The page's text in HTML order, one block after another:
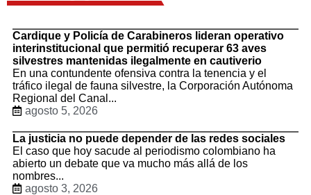
Cardique y Policía de Carabineros lideran operativo
interinstitucional que permitió recuperar 63 aves
silvestres mantenidas ilegalmente en cautiverio
En una contundente ofensiva contra la tenencia y el
tráfico ilegal de fauna silvestre, la Corporación Autónoma
Regional del Canal...
agosto 5, 2026
La justicia no puede depender de las redes sociales
El caso que hoy sacude al periodismo colombiano ha
abierto un debate que va mucho más allá de los
nombres...
agosto 3, 2026